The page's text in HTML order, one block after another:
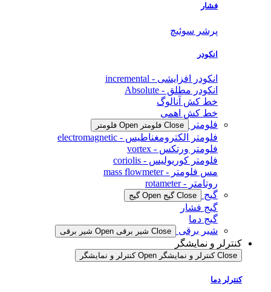
فشار
پرشر سوئیچ
انکودر
انکودر افزایشی - incremental
انکودر مطلق - Absolute
خط کش آنالوگ
خط کش اهمی
فلومتر
Close فلومتر Open فلومتر
فلومتر الکترومغناطیس - electromagnetic
فلومتر ورتکس - vortex
فلومتر کوریولیس - coriolis
مس فلومتر - mass flowmeter
روتامتر - rotameter
گیج
Close گیج Open گیج
گیج فشار
گیج دما
شیر برقی
Close شیر برقی Open شیر برقی
کنترلر و نمایشگر
Close کنترلر و نمایشگر Open کنترلر و نمایشگر
کنترلر دما